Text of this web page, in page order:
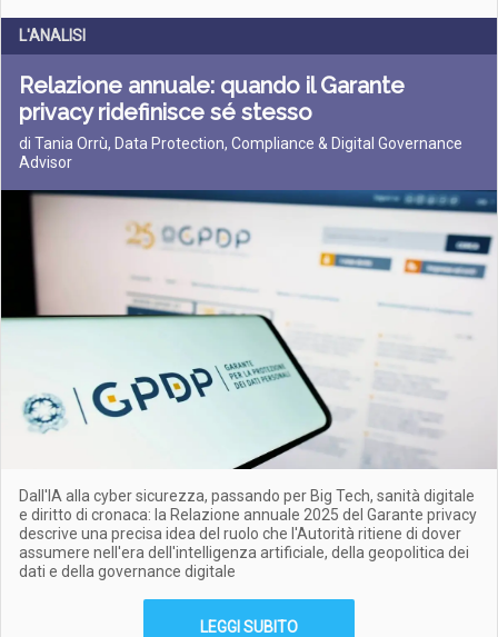
L'ANALISI
Relazione annuale: quando il Garante
privacy ridefinisce sé stesso
di Tania Orrù, Data Protection, Compliance & Digital Governance
Advisor
Dall'IA alla cyber sicurezza, passando per Big Tech, sanità digitale
e diritto di cronaca: la Relazione annuale 2025 del Garante privacy
descrive una precisa idea del ruolo che l'Autorità ritiene di dover
assumere nell'era dell'intelligenza artificiale, della geopolitica dei
dati e della governance digitale
LEGGI SUBITO